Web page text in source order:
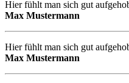
Hier fühlt man sich gut
Max Mustermann
Hier fühlt man sich gut
Max Mustermann